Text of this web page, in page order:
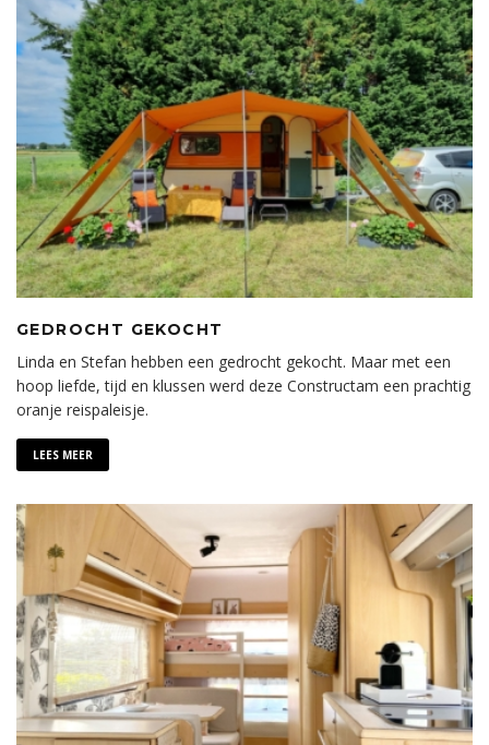
GEDROCHT GEKOCHT
Linda en Stefan hebben een gedrocht gekocht. Maar met een
hoop liefde, tijd en klussen werd deze Constructam een prachtig
oranje reispaleisje.
LEES MEER